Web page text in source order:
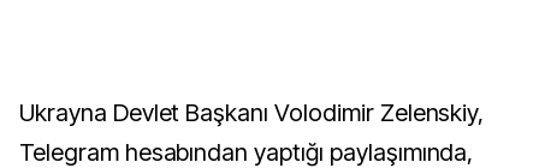
Ukrayna Devlet Başkanı Volodimir Zelenskiy,
Telegram hesabından yaptığı paylaşımında,